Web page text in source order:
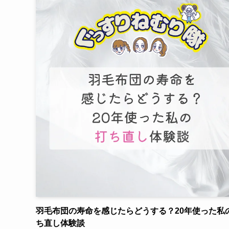
羽毛布団の寿命を感じたらどうする？20年使った私
ち直し体験談